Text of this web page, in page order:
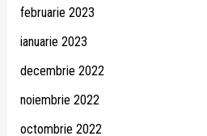
februarie 2023
ianuarie 2023
decembrie 2022
noiembrie 2022
octombrie 2022